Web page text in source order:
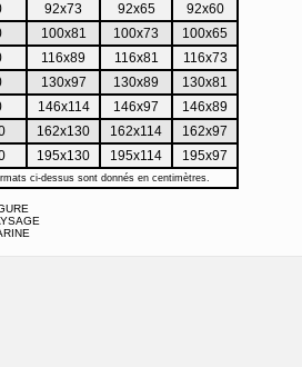
92x73 92x65
92x60
100x81 100x73
100x65
116x89 116x81
116x73
130x97 130x89
130x81
146x114 146x97
146x89
162x130 162x114
162x97
195x130 195x114 195x97
ci-dessus sont donnés en centimètres.